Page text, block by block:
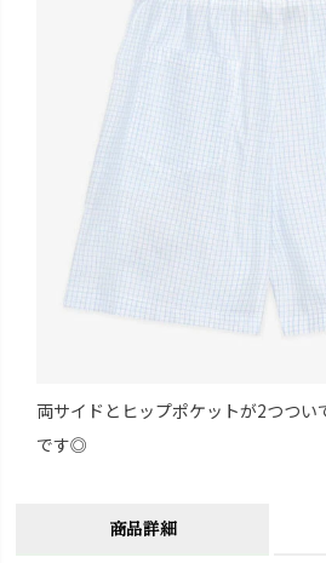
両サイドとヒップポケットが2つつい
です◎
商品詳細